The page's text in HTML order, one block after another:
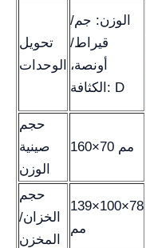
تحويل
الوحدات
الوزن: جم/
قيراط/
أونصة،
الكثافة: D
حجم
صينية
الوزن
160×70 مم
حجم
الخزان/
المخزن
139×100×78
مم